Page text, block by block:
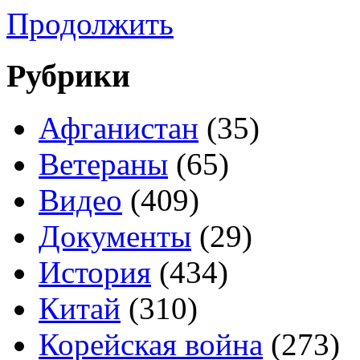
Продолжить
Рубрики
Афганистан (35)
Ветераны (65)
Видео (409)
Документы (29)
История (434)
Китай (310)
Корейская война (273)